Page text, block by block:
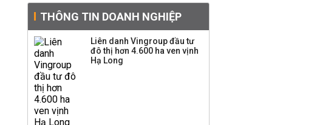
tiếng đứng sau tiệm
vàng Mi Hồng: Từ phụ
xe, sửa đồ điện tử cũ
đến gây dựng thương
hiệu hơn 35 năm tuổi
THÔNG TIN DOANH NGHIỆP
Liên danh Vingroup đầu tư
đô thị hơn 4.600 ha ven vịnh
Hạ Long